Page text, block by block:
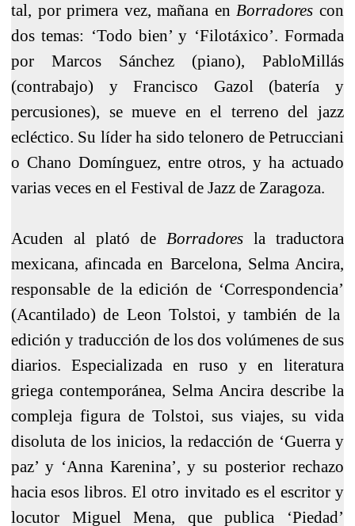
tal, por primera vez, mañana en Borradores con
dos temas: ‘Todo bien’ y ‘Filotáxico’. Formada
por Marcos Sánchez (piano), PabloMillás
(contrabajo) y Francisco Gazol (batería y
percusiones), se mueve en el terreno del jazz
ecléctico. Su líder ha sido telonero de Petrucciani
o Chano Domínguez, entre otros, y ha actuado
varias veces en el Festival de Jazz de Zaragoza.
Acuden al plató de Borradores la traductora
mexicana, afincada en Barcelona, Selma Ancira,
responsable de la edición de ‘Correspondencia’
(Acantilado) de Leon Tolstoi, y también de la
edición y traducción de los dos volúmenes de sus
diarios. Especializada en ruso y en literatura
griega contemporánea, Selma Ancira describe la
compleja figura de Tolstoi, sus viajes, su vida
disoluta de los inicios, la redacción de ‘Guerra y
paz’ y ‘Anna Karenina’, y su posterior rechazo
hacia esos libros. El otro invitado es el escritor y
locutor Miguel Mena, que publica ‘Piedad’